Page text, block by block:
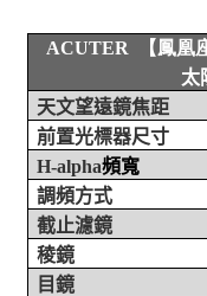
ACUTER 【鳳凰
太
天文望遠鏡焦距
前置光標器尺寸
H-alpha頻寬
調頻方式
截止濾鏡
稜鏡
目鏡